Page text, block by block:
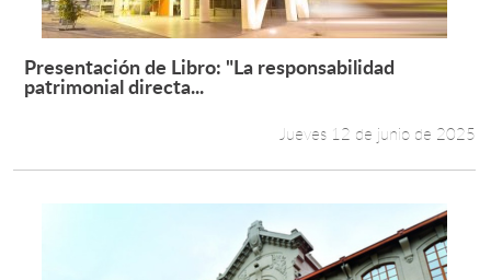
Leer más +
Presentación de Libro: "La responsabilidad
patrimonial directa...
Jueves 12 de junio de 2025